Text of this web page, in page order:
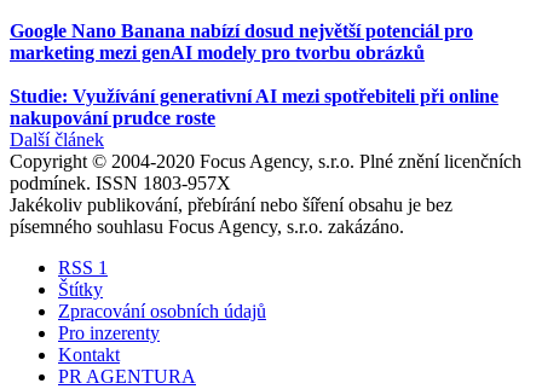
Google Nano Banana nabízí dosud největší potenciál pro
marketing mezi genAI modely pro tvorbu obrázků
Studie: Využívání generativní AI mezi spotřebiteli při online
nakupování prudce roste
Další článek
Copyright © 2004-2020 Focus Agency, s.r.o. Plné znění licenčních
podmínek. ISSN 1803-957X
Jakékoliv publikování, přebírání nebo šíření obsahu je bez
písemného souhlasu Focus Agency, s.r.o. zakázáno.
RSS 1
Štítky
Zpracování osobních údajů
Pro inzerenty
Kontakt
PR AGENTURA